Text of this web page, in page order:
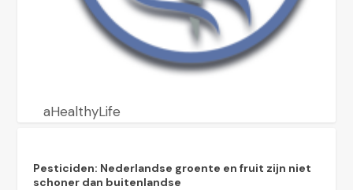
aHealthyLife
Pesticiden: Nederlandse groente en fruit zijn niet
schoner dan buitenlandse